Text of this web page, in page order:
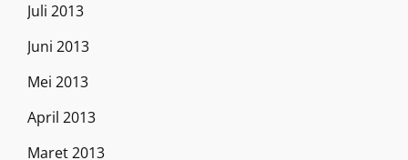
Juli 2013
Juni 2013
Mei 2013
April 2013
Maret 2013